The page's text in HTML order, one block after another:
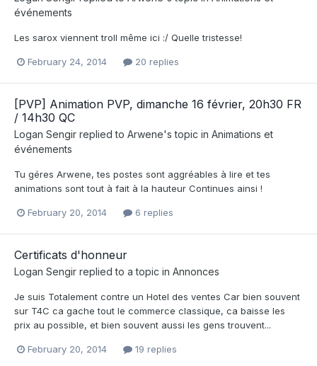
événements
Les sarox viennent troll même ici :/ Quelle tristesse!
February 24, 2014 20 replies
[PVP] Animation PVP, dimanche 16 février, 20h30 FR
/ 14h30 QC
Logan Sengir replied to Arwene's topic in Animations et
événements
Tu géres Arwene, tes postes sont aggréables à lire et tes
animations sont tout à fait à la hauteur Continues ainsi !
February 20, 2014 6 replies
Certificats d'honneur
Logan Sengir replied to a topic in Annonces
Je suis Totalement contre un Hotel des ventes Car bien souvent
sur T4C ca gache tout le commerce classique, ca baisse les
prix au possible, et bien souvent aussi les gens trouvent...
February 20, 2014 19 replies